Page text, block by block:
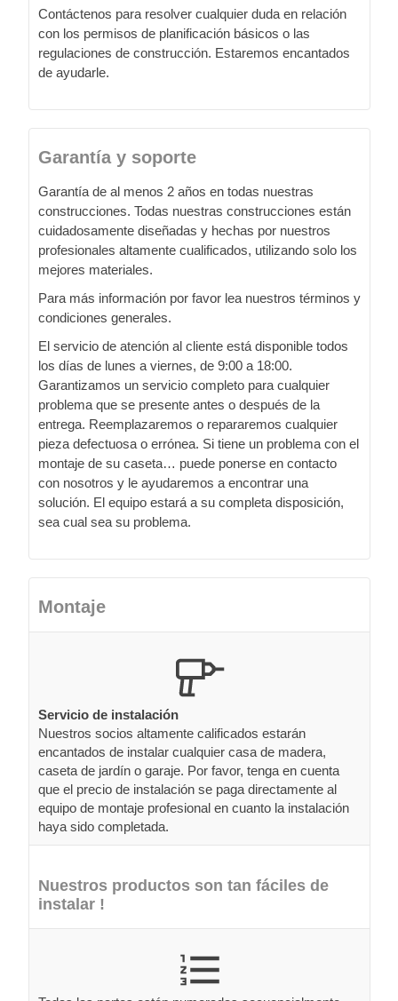
Contáctenos para resolver cualquier duda en relación
con los permisos de planificación básicos o las
regulaciones de construcción. Estaremos encantados
de ayudarle.
Garantía y soporte
Garantía de al menos 2 años en todas nuestras
construcciones. Todas nuestras construcciones están
cuidadosamente diseñadas y hechas por nuestros
profesionales altamente cualificados, utilizando solo los
mejores materiales.
Para más información por favor lea nuestros términos y
condiciones generales.
El servicio de atención al cliente está disponible todos
los días de lunes a viernes, de 9:00 a 18:00.
Garantizamos un servicio completo para cualquier
problema que se presente antes o después de la
entrega. Reemplazaremos o repararemos cualquier
pieza defectuosa o errónea. Si tiene un problema con el
montaje de su caseta… puede ponerse en contacto
con nosotros y le ayudaremos a encontrar una
solución. El equipo estará a su completa disposición,
sea cual sea su problema.
Montaje
Servicio de instalación
Nuestros socios altamente calificados estarán
encantados de instalar cualquier casa de madera,
caseta de jardín o garaje. Por favor, tenga en cuenta
que el precio de instalación se paga directamente al
equipo de montaje profesional en cuanto la instalación
haya sido completada.
Nuestros productos son tan fáciles de
instalar !